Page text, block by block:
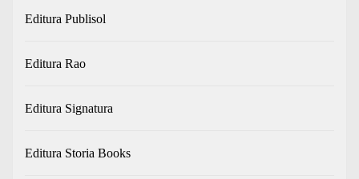
Editura Publisol
Editura Rao
Editura Signatura
Editura Storia Books